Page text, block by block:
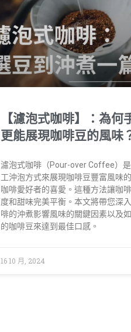
【濾泡式咖啡】：為何
更能展現咖啡豆的風味
濾泡式咖啡（Pour-over Coffee）
工沖泡方式來展現咖啡豆豐富風味
咖啡愛好者的喜愛。這種方法讓咖
度和甜味完美平衡。本文將帶您深
啡的沖煮影響風味的關鍵因素以及
的咖啡豆來達到最佳口感。
16 10 月, 2024